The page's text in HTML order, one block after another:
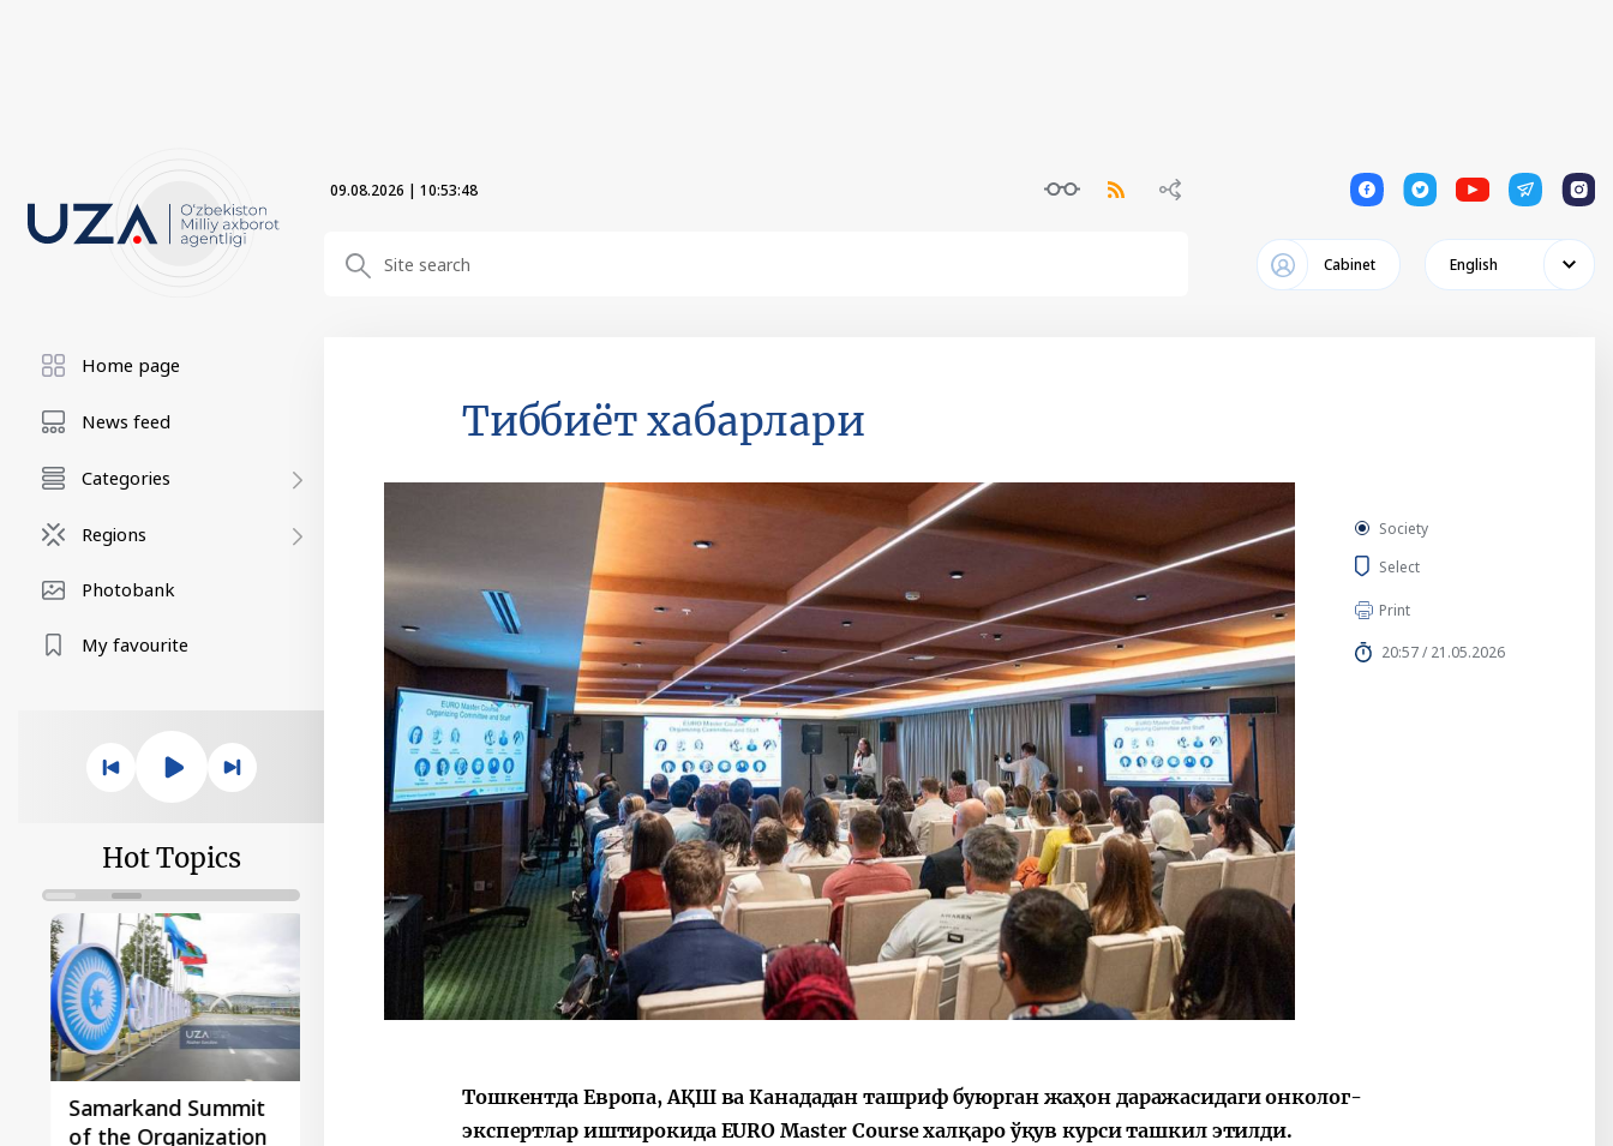
09.08.2026 | 10:53:49 1 1 1 1 1
Cabinet English
Home page
News feed
Categories
Regions
Photobank
My favourite
Hot Topics
Samarkand Summit
of the Organization
First Central Asia -
China Summit
Тиббиёт хабарлари
Society
Select
Print
20:57 / 21.05.2026
Тошкентда Европа, АҚШ ва Канададан ташриф буюрган жаҳон даражасидаги онколог-
экспертлар иштирокида EURO Master Course халқаро ўқув курси ташкил этилди.